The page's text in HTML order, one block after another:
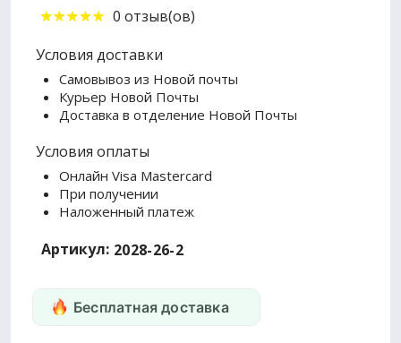
0 отзыв(ов)
Условия доставки
Самовывоз из Новой почты
Курьер Новой Почты
Доставка в отделение Новой Почты
Условия оплаты
Онлайн Visa Mastercard
При получении
Наложенный платеж
Артикул: 2028-26-2
Бесплатная доставка